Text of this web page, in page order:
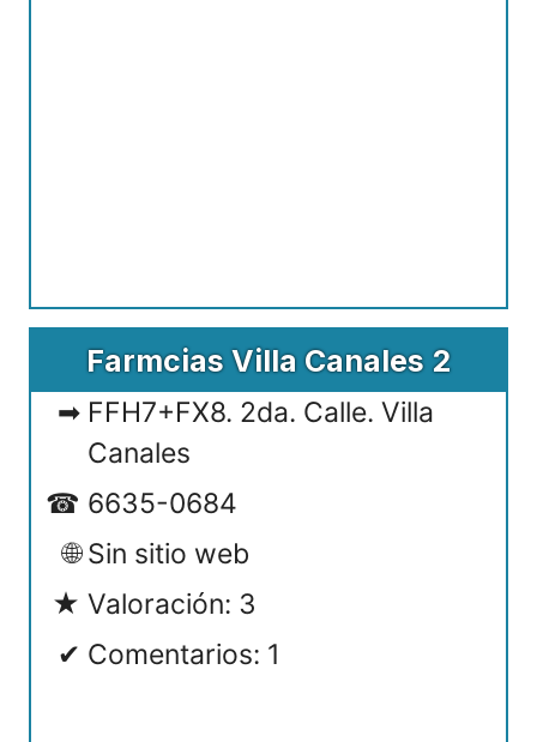
Farmcias Villa Canales 2
FFH7+FX8. 2da. Calle. Villa
Canales
6635-0684
Sin sitio web
Valoración: 3
Comentarios: 1